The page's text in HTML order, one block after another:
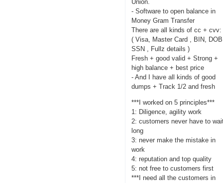
Union.
- Software to open balance in
Money Gram Transfer
There are all kinds of cc + cvv:
( Visa, Master Card , BIN,
SSN , Fullz details )
Fresh + good valid + Strong +
high balance + best price
- And I have all kinds of good
dumps + Track 1/2 and fresh
***I worked on 5 principles***
1: Diligence, agility work
2: customers never have to
long
3: never make the mistake in
work
4: reputation and top quality
5: not free to customers first
***I need all the customers in